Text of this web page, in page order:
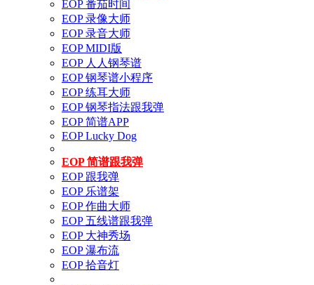
EOP 番茄时间
EOP 录像大师
EOP 录音大师
EOP MIDI版
EOP 人人钢琴谱
EOP 钢琴谱小程序
EOP 练耳大师
EOP 钢琴指法跟我弹
EOP 简谱APP
EOP Lucky Dog
EOP 简谱跟我弹
EOP 跟我弹
EOP 乐谱架
EOP 作曲大师
EOP 五线谱跟我弹
EOP 大神秀场
EOP 瀑布流
EOP 拾音灯